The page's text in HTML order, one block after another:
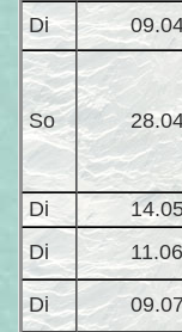
Di
So
Di
Di
Di